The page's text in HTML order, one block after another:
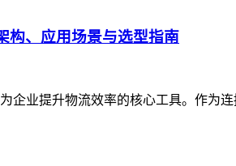
构、应用场景与选型指南
企业提升物流效率的核心工具。作